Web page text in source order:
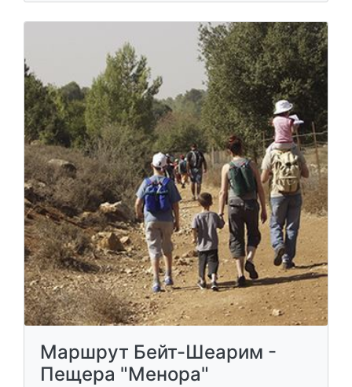
Маршрут Бейт-Шеарим -
Пещера "Менора"